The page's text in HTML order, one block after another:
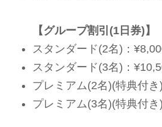
【グループ割引(1日券)】
スタンダード(2名)：
スタンダード(3名)：
プレミアム(2名)(特典付き
プレミアム(3名)(特典付き